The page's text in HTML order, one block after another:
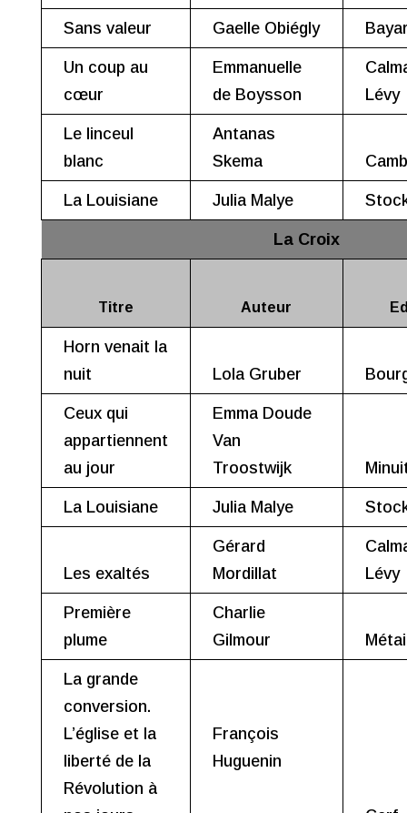
Sans valeur Gaelle Obiégly
Un coup au
cœur
Emmanuelle
de Boysson
Lévy
Le linceul
blanc
Antanas
Skema
La Louisiane Julia Malye
La Croix
Titre Auteur
Horn venait la
nuit
Lola Gruber
Ceux qui
appartiennent
au jour
Emma Doude
Van
Troostwijk
La Louisiane Julia Malye
Les exaltés
Gérard
Mordillat
Lévy
Première
plume
Charlie
Gilmour
La grande
conversion.
L’église et la
liberté de la
Révolution à
François
Huguenin